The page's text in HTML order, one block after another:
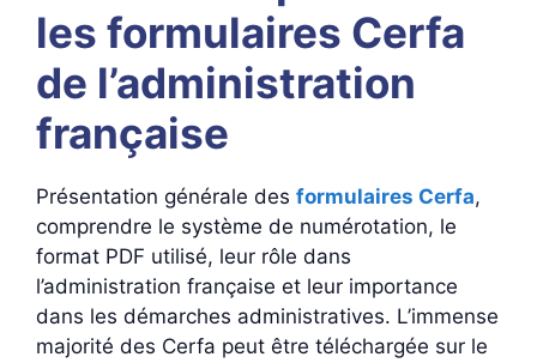
les formulaires Cerfa
de l’administration
française
Présentation générale des formulaires Cerfa,
comprendre le système de numérotation, le
format PDF utilisé, leur rôle dans
l’administration française et leur importance
dans les démarches administratives. L’immense
majorité des Cerfa peut être téléchargée sur le